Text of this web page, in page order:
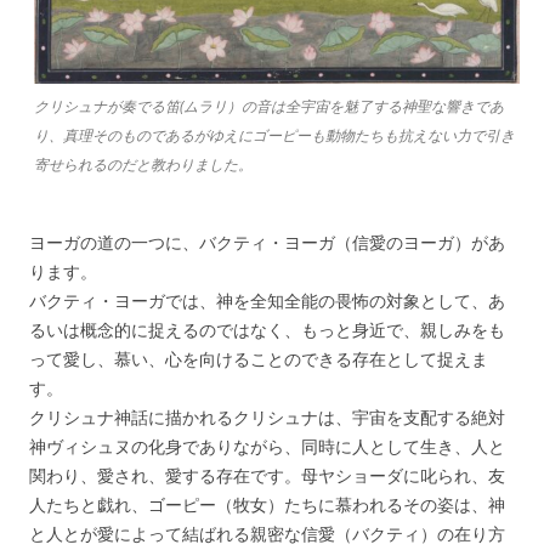
クリシュナが奏でる笛(ムラリ）の音は全宇宙を魅了する神聖な響きであ
り、真理そのものであるがゆえにゴーピーも動物たちも抗えない力で引き
寄せられるのだと教わりました。
ヨーガの道の一つに、バクティ・ヨーガ（信愛のヨーガ）があ
ります。
バクティ・ヨーガでは、神を全知全能の畏怖の対象として、あ
るいは概念的に捉えるのではなく、もっと身近で、親しみをも
って愛し、慕い、心を向けることのできる存在として捉えま
す。
クリシュナ神話に描かれるクリシュナは、宇宙を支配する絶対
神ヴィシュヌの化身でありながら、同時に人として生き、人と
関わり、愛され、愛する存在です。母ヤショーダに叱られ、友
人たちと戯れ、ゴーピー（牧女）たちに慕われるその姿は、神
と人とが愛によって結ばれる親密な信愛（バクティ）の在り方